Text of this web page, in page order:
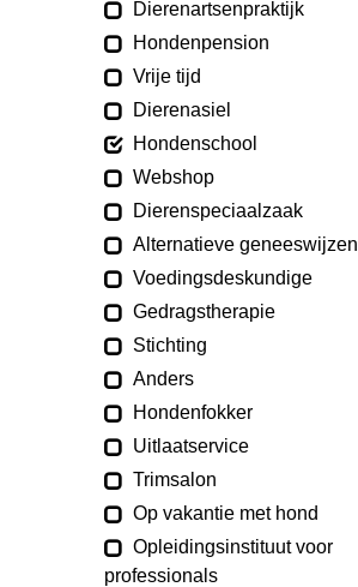
Dierenartsenpraktijk
Hondenpension
Vrije tijd
Dierenasiel
Hondenschool
Webshop
Dierenspeciaalzaak
Alternatieve geneeswijzen
Voedingsdeskundige
Gedragstherapie
Stichting
Anders
Hondenfokker
Uitlaatservice
Trimsalon
Op vakantie met hond
Opleidingsinstituut voor
professionals